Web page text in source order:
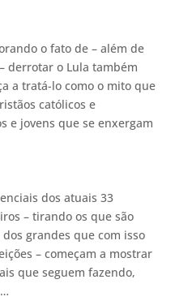
o fato de – além de
derrotar o Lula também
a tratá-lo como o mito que
católicos e
e jovens que se enxergam
dos atuais 33
– tirando os que são
grandes que com isso
– começam a mostrar
que seguem fazendo,